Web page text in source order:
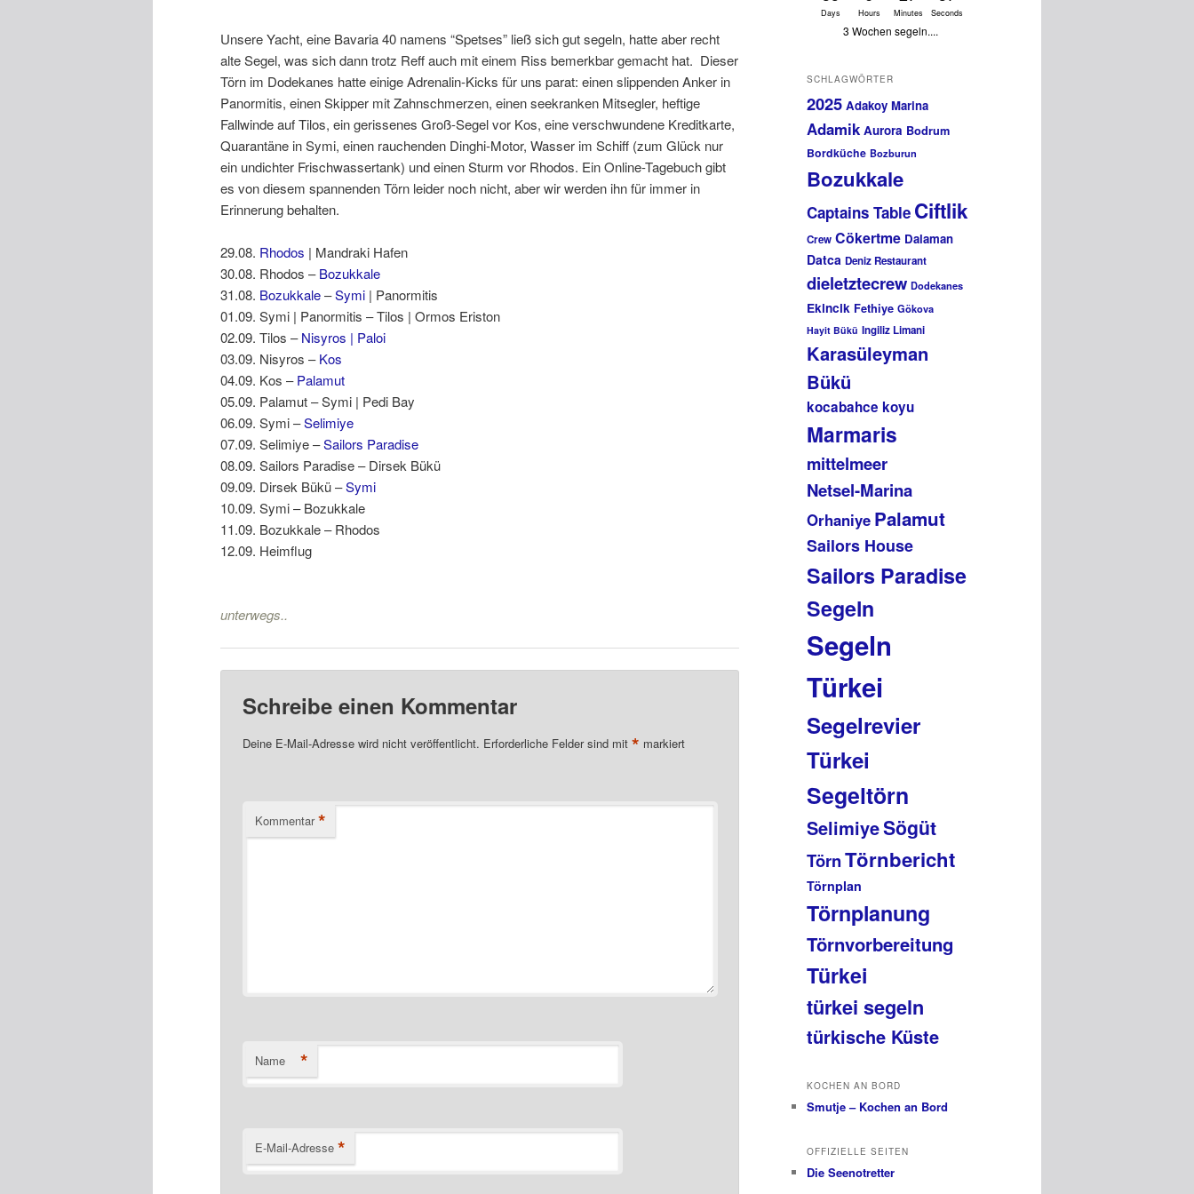
Unsere Yacht, eine Bavaria 40 namens “Spetses” ließ sich gut segeln, hatte aber recht
alte Segel, was sich dann trotz Reff auch mit einem Riss bemerkbar gemacht hat. Dieser
Törn im Dodekanes hatte einige Adrenalin-Kicks für uns parat: einen slippenden Anker in
Panormitis, einen Skipper mit Zahnschmerzen, einen seekranken Mitsegler, heftige
Fallwinde auf Tilos, ein gerissenes Groß-Segel vor Kos, eine verschwundene Kreditkarte,
Quarantäne in Symi, einen rauchenden Dinghi-Motor, Wasser im Schiff (zum Glück nur
ein undichter Frischwassertank) und einen Sturm vor Rhodos. Ein Online-Tagebuch gibt
es von diesem spannenden Törn leider noch nicht, aber wir werden ihn für immer in
Erinnerung behalten.
29.08. Rhodos | Mandraki Hafen
30.08. Rhodos –Bozukkale
31.08. Bozukkale–Symi | Panormitis
01.09. Symi | Panormitis – Tilos | Ormos Eriston
02.09. Tilos –Nisyros | Paloi
03.09. Nisyros –Kos
04.09. Kos –Palamut
05.09. Palamut – Symi | Pedi Bay
06.09. Symi –Selimiye
07.09. Selimiye –Sailors Paradise
08.09. Sailors Paradise – Dirsek Bükü
09.09. Dirsek Bükü –Symi
10.09. Symi – Bozukkale
11.09. Bozukkale – Rhodos
12.09. Heimflug
unterwegs..
Schreibe einen Kommentar
Deine E-Mail-Adresse wird nicht veröffentlicht. Erforderliche Felder sind mit* markiert
Kommentar *
Name *
E-Mail-Adresse *
Days Hours Minutes Seconds
3 Wochen segeln....
SCHLAGWÖRTER
2025 Adakoy Marina
Adamik Aurora Bodrum
Bordküche Bozburun
Bozukkale
Captains Table Ciftlik
Crew Cökertme Dalaman
Datca Deniz Restaurant
dieletztecrew Dodekanes
Ekincik Fethiye Gökova
Hayit Bükü Ingiliz Limani
Karasüleyman
Bükü
kocabahce koyu
Marmaris
mittelmeer
Netsel-Marina
Orhaniye Palamut
Sailors House
Sailors Paradise
Segeln
Segeln
Türkei
Segelrevier
Türkei
Segeltörn
SelimiyeSögüt
TörnTörnbericht
Törnplan
Törnplanung
Törnvorbereitung
Türkei
türkei segeln
türkische Küste
KOCHEN AN BORD
Smutje – Kochen an Bord
OFFIZIELLE SEITEN
Die Seenotretter